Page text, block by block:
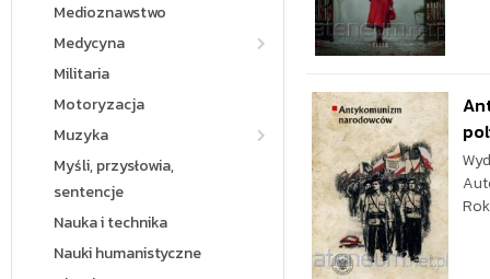
Medioznawstwo
Medycyna
Militaria
Motoryzacja
Muzyka
Myśli, przysłowia,
sentencje
Nauka i technika
Nauki humanistyczne